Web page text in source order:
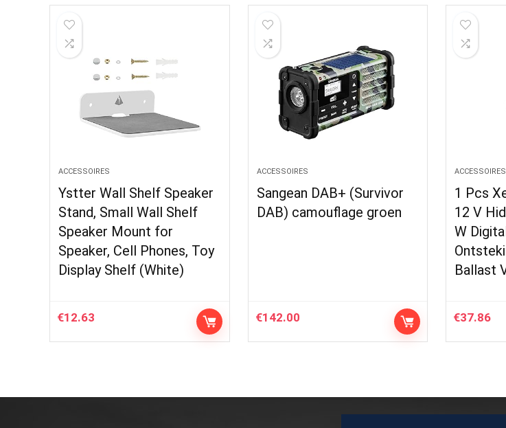
ACCESSOIRES
Ystter Wall Shelf Speaker
Stand, Small Wall Shelf
Speaker Mount for
Speaker, Cell Phones, Toy
Display Shelf (White)
€12.63
ACCESSOIRES
Sangean DAB+ (Survivor
DAB) camouflage groen
€142.00
ACCESSOIRES
1 Pcs
12 V
W
Ballast
€37.86